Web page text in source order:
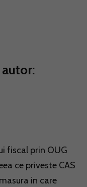
fiscal prin OUG
ce priveste CAS
in care